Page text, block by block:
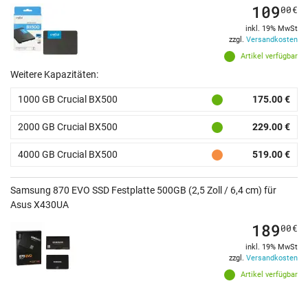
Artikel verfügbar
10900€
inkl. 19% MwSt
zzgl. Versandkosten
Weitere Kapazitäten:
1000 GB Crucial BX500 175.00 €
2000 GB Crucial BX500 229.00 €
4000 GB Crucial BX500 519.00 €
Samsung 870 EVO SSD Festplatte 500GB (2,5 Zoll / 6,4 cm) für
Asus X430UA
Artikel verfügbar
18900€
inkl. 19% MwSt
zzgl. Versandkosten